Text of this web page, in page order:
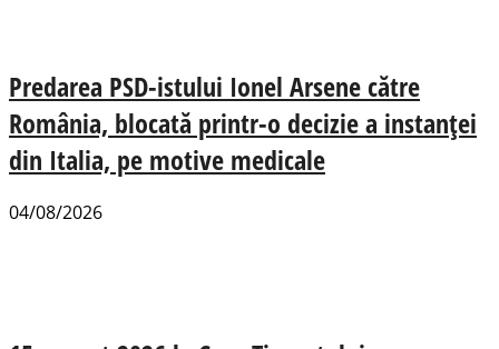
Predarea PSD-istului Ionel Arsene către
România, blocată printr-o decizie a instanței
din Italia, pe motive medicale
04/08/2026